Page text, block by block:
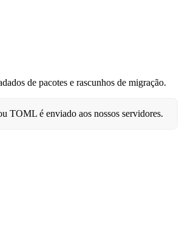
de pacotes e rascunhos de migração.
TOML é enviado aos nossos servidores.